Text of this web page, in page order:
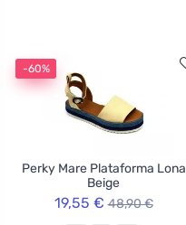
-60%
Perky Mare Plataforma Lona
Beige
19,55 € 48,90 €